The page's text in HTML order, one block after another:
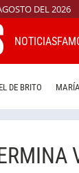
DEL 2026
NOTICIAS
DE BRITO